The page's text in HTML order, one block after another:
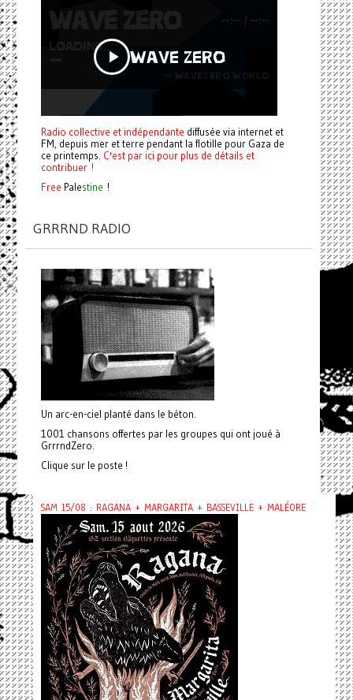
Radio collective et indépendante diffusée via internet et
FM, depuis mer et terre pendant la flotille pour Gaza de
ce printemps. C'est par ici pour plus de détails et
contribuer !
Free Palestine !
GRRRND RADIO
Un arc-en-ciel planté dans le béton.
1001 chansons offertes par les groupes qui ont joué à
GrrrndZero.
Clique sur le poste !
SAM 15/08 : RAGANA + MARGARITA + BASSEVILLE + MALÉORE